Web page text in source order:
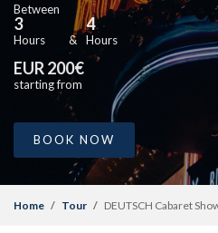
Between
3
Hours &
4
Hours
EUR 200€
starting from
BOOK NOW
Home Tour DEUTSCH Cabaret